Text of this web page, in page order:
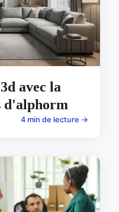
avec la
d'alphorm
4 min de lecture →